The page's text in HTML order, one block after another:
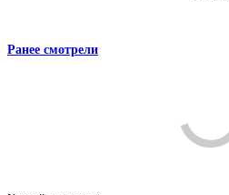
Ранее смотрели